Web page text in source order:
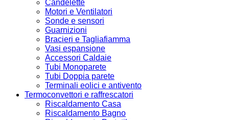
Candelette
Motori e Ventilatori
Sonde e sensori
Guarnizioni
Bracieri e Tagliafiamma
Vasi espansione
Accessori Caldaie
Tubi Monoparete
Tubi Doppia parete
Terminali eolici e antivento
Termoconvettori e raffrescatori
Riscaldamento Casa
Riscaldamento Bagno